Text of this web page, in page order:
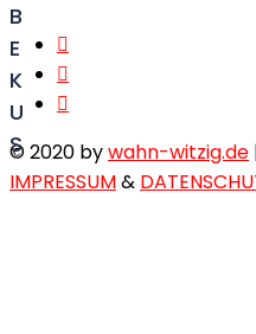
B
E
K
U
S
© 2020 bywahn-witzig.de
IMPRESSUM&